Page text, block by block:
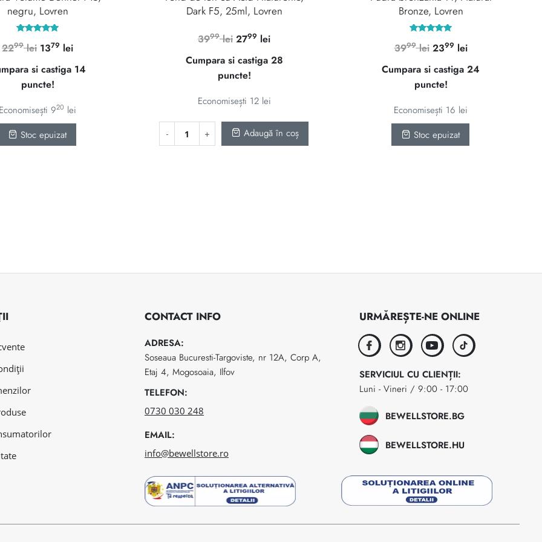
negru, Lovren
5.00
din 5
2299 lei Prețul
inițial
a
fost:
2299 lei.
1379 leiPrețul
curent
si castiga 14
puncte!
Economisești 920 lei
Stoc epuizat
Dark F5, 25ml, Lovren
3999 lei Prețul
inițial
fost:
3999 lei.
2799 leiPrețul
curent
este:
Cumpara si castiga 28
puncte!
Economisești 12 lei
Adaugă în coș
Bronze, Lovren
5.00
din 5
3999 lei Prețul
inițial
a
fost:
3999 lei.
2399 leiPrețul
curent
Cumpara si castiga 24
puncte!
Economisești 16 lei
Stoc epuizat
CONTACT INFO
ADRESA:
Soseaua Bucuresti-Targoviste, nr 12A, Corp A,
Etaj 4, Mogosoaia, Ilfov
TELEFON:
0730 030 248
EMAIL:
info@bewellstore.ro
URMĂREȘTE-NE ONLINE
facebookinstagramyoutubetiktok
SERVICIUL CU CLIENȚII:
Luni - Vineri / 9:00 - 17:00
BEWELLSTORE.BG
BEWELLSTORE.HU